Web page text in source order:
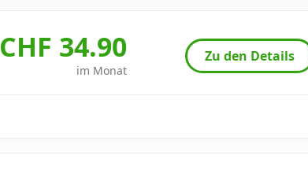
CHF 34.90
im Monat
Zu den Details